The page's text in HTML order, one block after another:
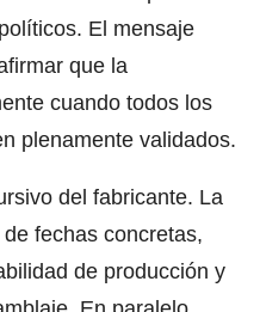
El mensaje
que la
cuando todos los
plenamente validados.
del fabricante. La
fechas concretas,
de producción y